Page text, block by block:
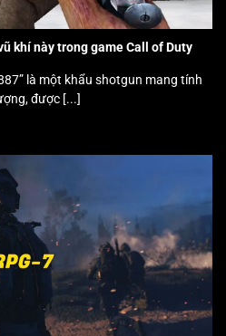
khí này trong game Call of Duty
là một khẩu shotgun mang tính
được [...]